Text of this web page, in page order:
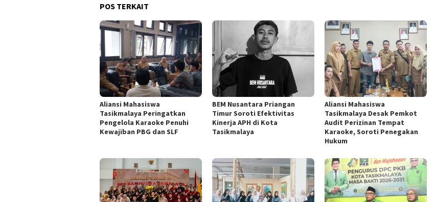
POS TERKAIT
Aliansi Mahasiswa
Tasikmalaya Peringatkan
Pengelola Karaoke Penuhi
Kewajiban PBG dan SLF
BEM Nusantara Priangan
Timur Soroti Efektivitas
Kinerja APH di Kota
Tasikmalaya
Aliansi Mahasiswa
Tasikmalaya Desak Pemkot
Audit Perizinan Tempat
Karaoke, Soroti Penegakan
Hukum